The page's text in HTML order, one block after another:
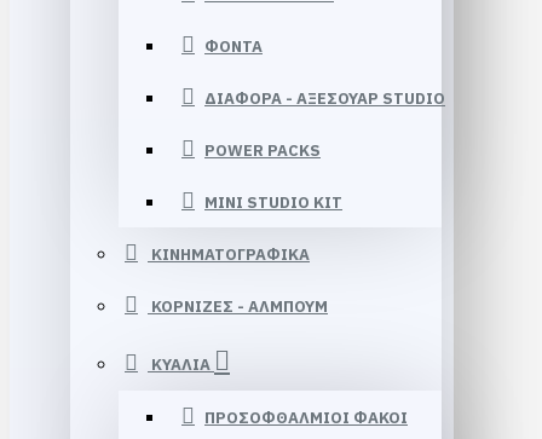
ΦΟΝΤΑ
ΔΙΑΦΟΡΑ - ΑΞΕΣΟΥΑΡ STUDIO
POWER PACKS
MINI STUDIO KIT
ΚΙΝΗΜΑΤΟΓΡΑΦΙΚΑ
ΚΟΡΝΙΖΕΣ - ΑΛΜΠΟΥΜ
ΚΥΑΛΙΑ
ΠΡΟΣΟΦΘΑΛΜΙΟΙ ΦΑΚΟΙ